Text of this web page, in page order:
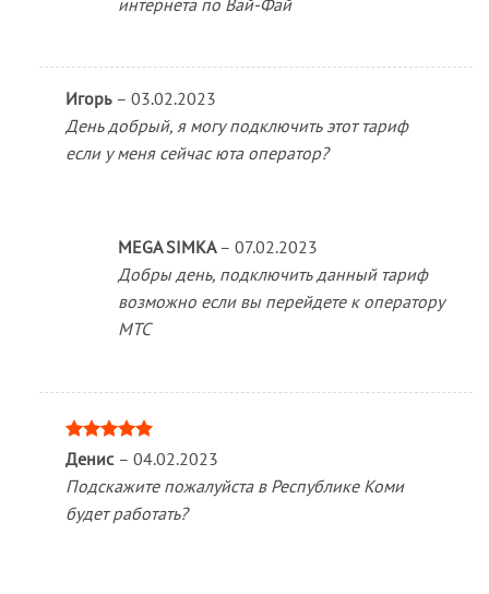
Игорь – 03.02.2023
День добрый, я могу подключить этот тариф
если у меня сейчас юта оператор?
MEGA SIMKA – 07.02.2023
Добры день, подключить данный тариф
возможно если вы перейдете к оператору
МТС
Оценка
5
из 5
Денис – 04.02.2023
Подскажите пожалуйста в Республике Коми
будет работать?